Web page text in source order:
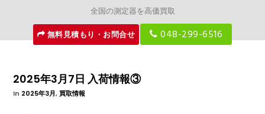
全国の測定器を高価買取
無料見積もり・お問合せ
048-299-6516
2025年3月7日 入荷情報③
In 2025年3月,買取情報